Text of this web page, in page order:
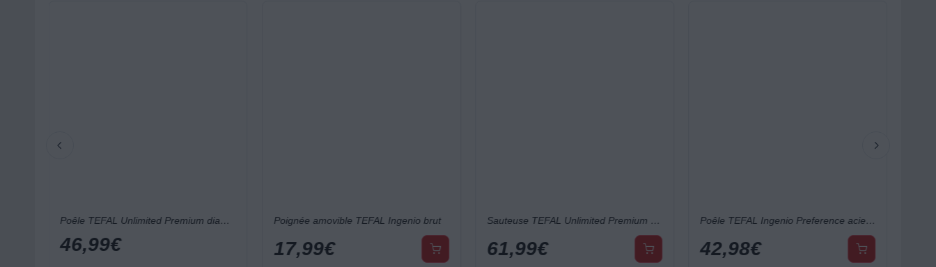
Poêle TEFAL Unlimited Premium diam24cm G2560402
46,99€
Poignée amovible TEFAL Ingenio brut
17,99€
Sauteuse TEFAL Unlimited Premium diam24cm
61,99€
Poêle TEFAL Ingenio Preference acier inoxydable 28cm L9720602
42,98€